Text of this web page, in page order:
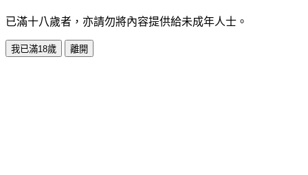
已滿十八歲者，亦請勿將內容提供給未成年人士。
我已滿18歲 離開